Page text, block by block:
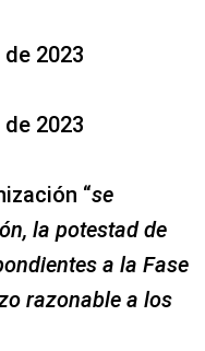
2023
2023
“se
la potestad de
a la Fase
razonable a los